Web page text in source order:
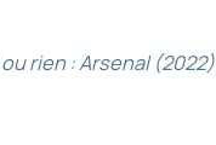
rien : Arsenal (2022)